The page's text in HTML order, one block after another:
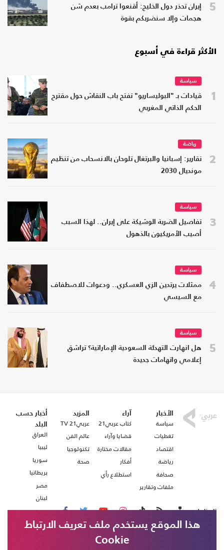
5
إيران تحذر دول الخليج: أقنعوا ترامب بعدم شن
هجمات وإلا سنضربكم بقوة
الأكثر قراءة في أسبوع
1
سياسة
قيادات بـ "البوليساريو" تفتح باب النقاش حول مقترح
الحكم الذاتي المغربي
2
رياضة
تقارير: إسبانيا والبرتغال تلوحان بالانسحاب من تنظيم
مونديال 2030
3
سياسة
تفاصيل الضربة الوشيكة على إيران.. لهذا السبب
أصيب الأمريكيون بالذهول
4
سياسة
ممثلات يرتدين الزي العسكري.. ودعوات للاصطفاف
مع السيسي
5
سياسة
هل انهارت التهدئة السعودية الإماراتية؟ تراشق
إعلامي واتهامات جديدة
الأخبار
سياسة
تغطيات
اقتصاد
رياضة
صحافة
ملفات وتقارير
آراء
كتاب عربي21
قضايا وآراء
مقالات مختارة
أفكار
استطلاع رأي
المزيد
عربي21 TV
عالم الفن
تكنولوجيا
صحة
أخبار حسب
البلد
العراق
ليبيا
سوريا
بريطانيا
مصر
لبنان
تابعنا على
هذا الموقع يستخدم ملف تعريف الارتباط
Cookie